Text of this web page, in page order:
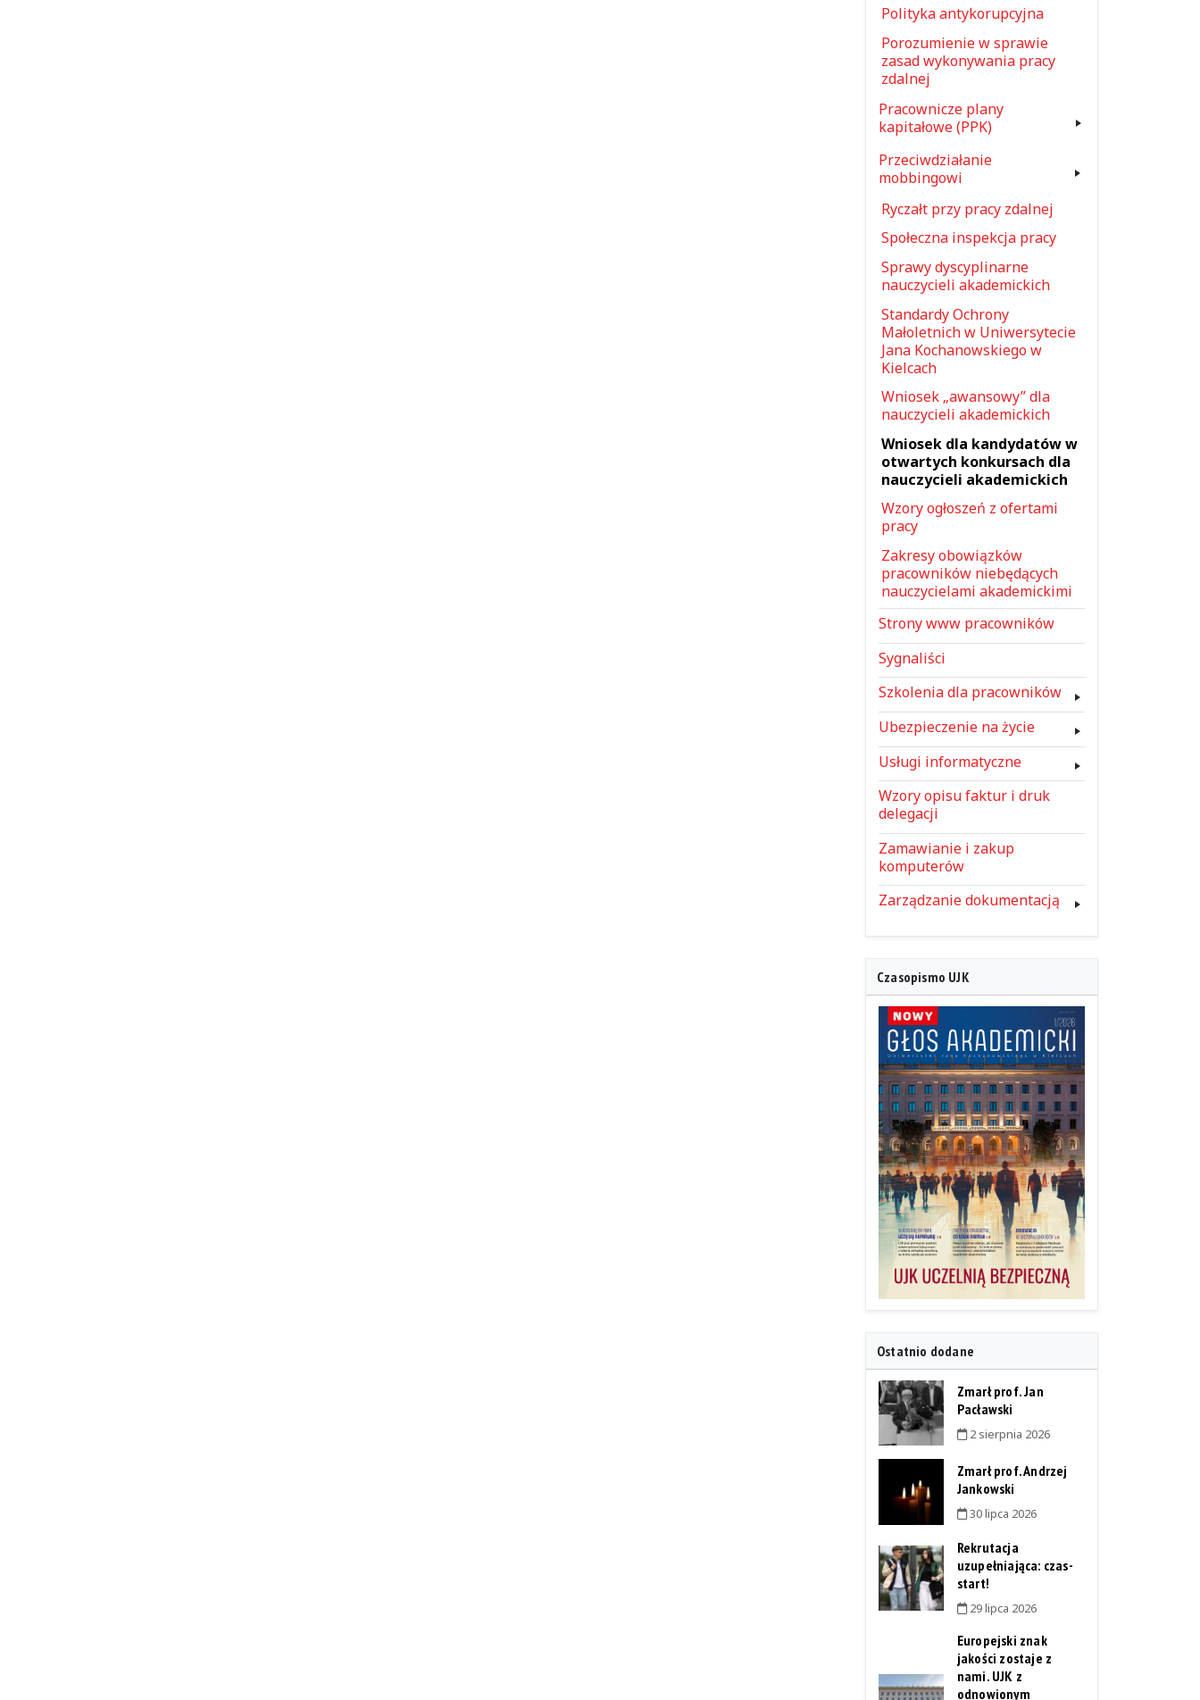
Polityka antykorupcyjna
Porozumienie w sprawie
zasad wykonywania pracy
zdalnej
Pracownicze plany
kapitałowe (PPK)
Przeciwdziałanie
mobbingowi
Ryczałt przy pracy zdalnej
Społeczna inspekcja pracy
Sprawy dyscyplinarne
nauczycieli akademickich
Standardy Ochrony
Małoletnich w Uniwersytecie
Jana Kochanowskiego w
Kielcach
Wniosek „awansowy” dla
nauczycieli akademickich
Wniosek dla kandydatów w
otwartych konkursach dla
nauczycieli akademickich
Wzory ogłoszeń z ofertami
pracy
Zakresy obowiązków
pracowników niebędących
nauczycielami akademickimi
Strony www pracowników
Sygnaliści
Szkolenia dla pracowników
Ubezpieczenie na życie
Usługi informatyczne
Wzory opisu faktur i druk
delegacji
Zamawianie i zakup
komputerów
Zarządzanie dokumentacją
Czasopismo UJK
Ostatnio dodane
Zmarł prof. Jan
Pacławski
2 sierpnia 2026
Zmarł prof. Andrzej
Jankowski
30 lipca 2026
Rekrutacja
uzupełniająca: czas-
start!
29 lipca 2026
Europejski znak
jakości zostaje z
nami. UJK z
odnowionym